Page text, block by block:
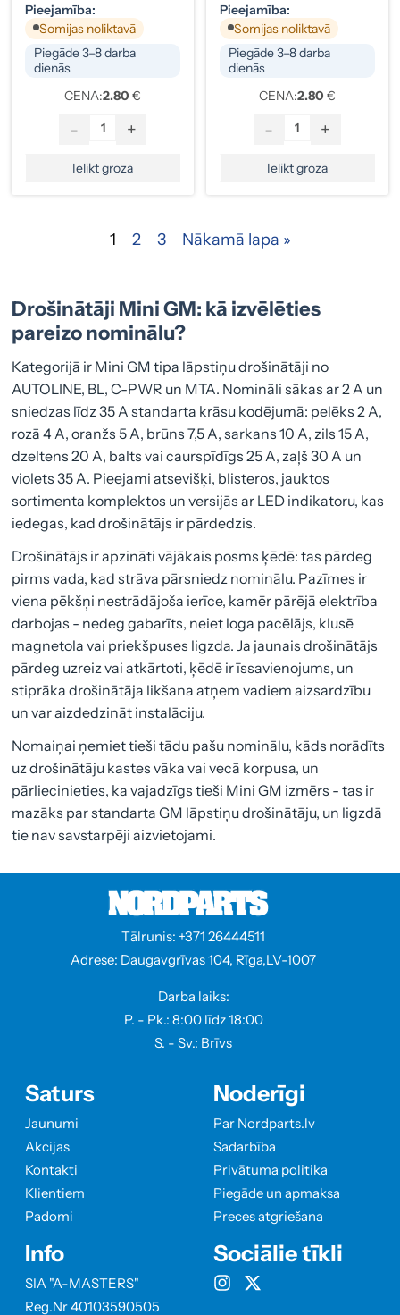
Pieejamība:
Somijas noliktavā
Piegāde 3–8 darba
dienās
CENA:2.80 €
- +
Ielikt grozā
Pieejamība:
Somijas noliktavā
Piegāde 3–8 darba
dienās
CENA:2.80 €
- +
Ielikt grozā
1 2 3 Nākamā lapa »
Drošinātāji Mini GM: kā izvēlēties
pareizo nominālu?
Kategorijā ir Mini GM tipa lāpstiņu drošinātāji no
AUTOLINE, BL, C-PWR un MTA. Nomināli sākas ar 2 A un
sniedzas līdz 35 A standarta krāsu kodējumā: pelēks 2 A,
rozā 4 A, oranžs 5 A, brūns 7,5 A, sarkans 10 A, zils 15 A,
dzeltens 20 A, balts vai caurspīdīgs 25 A, zaļš 30 A un
violets 35 A. Pieejami atsevišķi, blisteros, jauktos
sortimenta komplektos un versijās ar LED indikatoru, kas
iedegas, kad drošinātājs ir pārdedzis.
Drošinātājs ir apzināti vājākais posms ķēdē: tas pārdeg
pirms vada, kad strāva pārsniedz nominālu. Pazīmes ir
viena pēkšņi nestrādājoša ierīce, kamēr pārējā elektrība
darbojas - nedeg gabarīts, neiet loga pacēlājs, klusē
magnetola vai priekšpuses ligzda. Ja jaunais drošinātājs
pārdeg uzreiz vai atkārtoti, ķēdē ir īssavienojums, un
stiprāka drošinātāja likšana atņem vadiem aizsardzību
un var aizdedzināt instalāciju.
Nomaiņai ņemiet tieši tādu pašu nominālu, kāds norādīts
uz drošinātāju kastes vāka vai vecā korpusa, un
pārliecinieties, ka vajadzīgs tieši Mini GM izmērs - tas ir
mazāks par standarta GM lāpstiņu drošinātāju, un ligzdā
tie nav savstarpēji aizvietojami.
Tālrunis: +371 26444511
Adrese: Daugavgrīvas 104, Rīga,LV-1007
Darba laiks:
P. - Pk.: 8:00 līdz 18:00
S. - Sv.: Brīvs
Saturs
Jaunumi
Akcijas
Kontakti
Klientiem
Padomi
Info
SIA "A-MASTERS"
Reg.Nr 40103590505
Noderīgi
Par Nordparts.lv
Sadarbība
Privātuma politika
Piegāde un apmaksa
Preces atgriešana
Sociālie tīkli